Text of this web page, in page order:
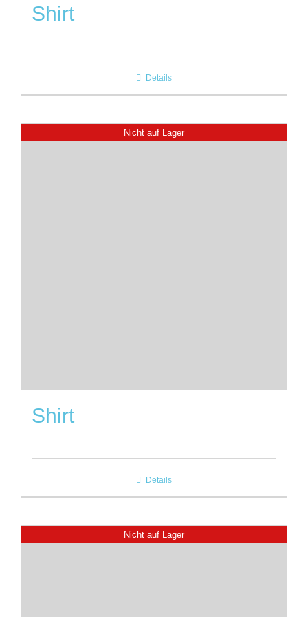
Shirt
Details
Nicht auf Lager
Shirt
Details
Nicht auf Lager